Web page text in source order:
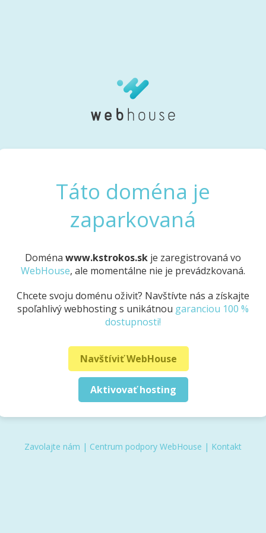
Táto doména je
zaparkovaná
Doména www.kstrokos.sk je zaregistrovaná vo
WebHouse, ale momentálne nie je prevádzkovaná.
Chcete svoju doménu oživiť? Navštívte nás a získajte
spoľahlivý webhosting s unikátnou garanciou 100 %
dostupnosti!
Navštíviť WebHouse
Aktivovať hosting
Zavolajte nám | Centrum podpory WebHouse | Kontakt